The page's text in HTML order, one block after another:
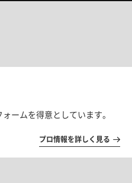
ームを得意としています。
プロ情報を詳しく見る